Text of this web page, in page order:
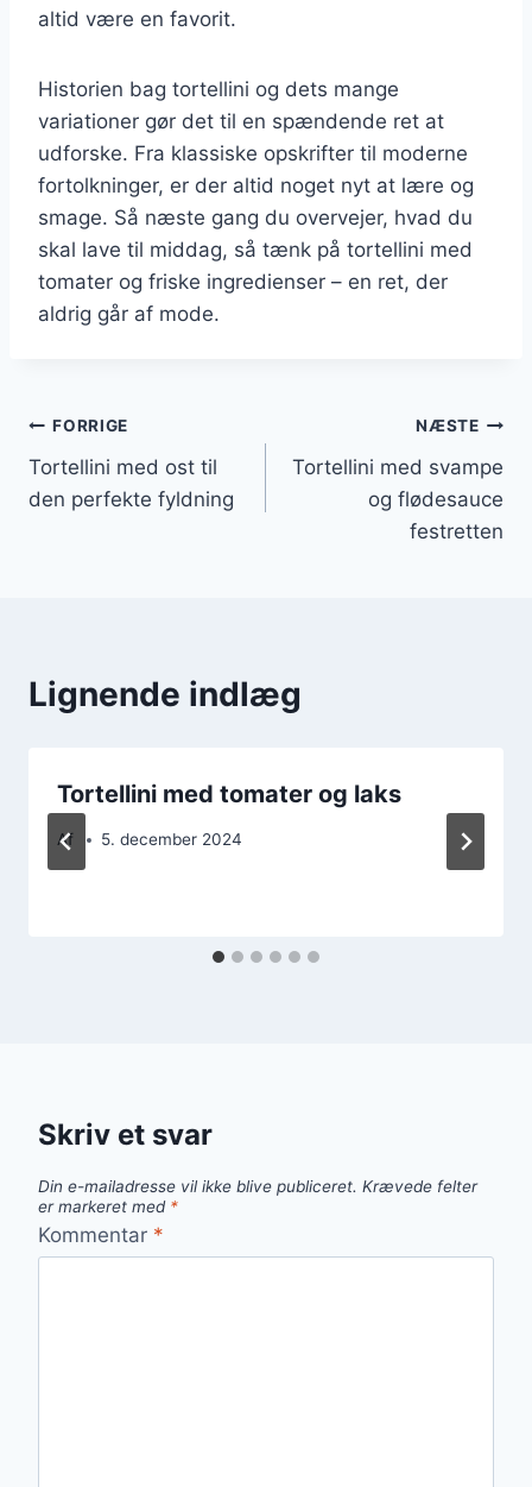
altid være en favorit.
Historien bag tortellini og dets mange
variationer gør det til en spændende ret at
udforske. Fra klassiske opskrifter til moderne
fortolkninger, er der altid noget nyt at lære og
smage. Så næste gang du overvejer, hvad du
skal lave til middag, så tænk på tortellini med
tomater og friske ingredienser – en ret, der
aldrig går af mode.
Indlægsnavigation
FORRIGE
Tortellini med ost til
den perfekte fyldning
NÆSTE
Tortellini med svampe
og flødesauce
festretten
Lignende indlæg
Tortellini med tomater og laks
Af 5. december 2024
Skriv et svar
Din e-mailadresse vil ikke blive publiceret. Krævede felter
er markeret med *
Kommentar *